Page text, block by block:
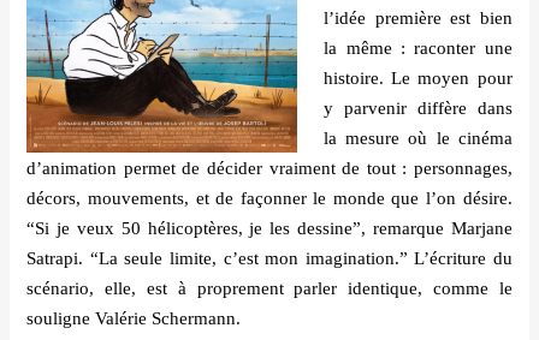
l’idée première est bien
la même : raconter une
histoire. Le moyen pour
y parvenir diffère dans
la mesure où le cinéma
d’animation permet de décider vraiment de tout : personnages,
décors, mouvements, et de façonner le monde que l’on désire.
“Si je veux 50 hélicoptères, je les dessine”, remarque Marjane
Satrapi. “La seule limite, c’est mon imagination.” L’écriture du
scénario, elle, est à proprement parler identique, comme le
souligne Valérie Schermann.